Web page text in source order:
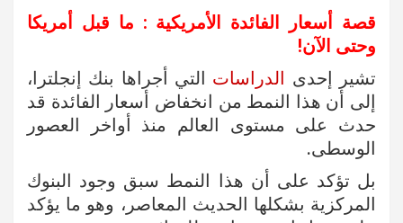
قصة أسعار الفائدة الأمريكية : ما قبل أمريكا
وحتى الآن!
تشير إحدى الدراسات التي أجراها بنك إنجلترا،
إلى أن هذا النمط من انخفاض أسعار الفائدة قد
حدث على مستوى العالم منذ أواخر العصور
الوسطى.
بل تؤكد على أن هذا النمط سبق وجود البنوك
المركزية بشكلها الحديث المعاصر، وهو ما يؤكد